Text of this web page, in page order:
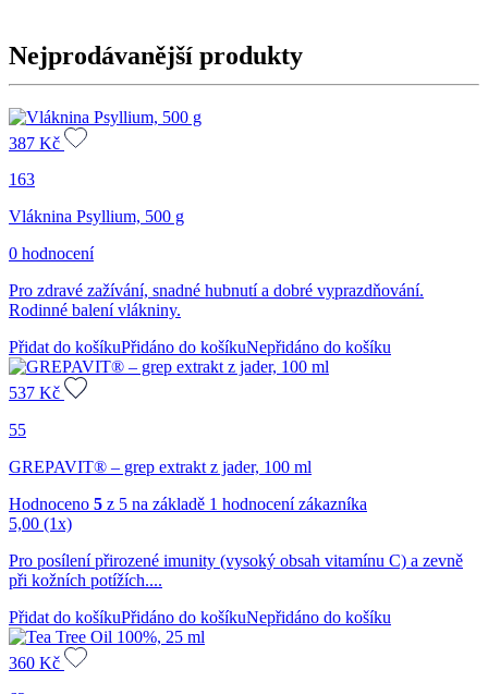
Nejprodávanější produkty
387 Kč
163
Vláknina Psyllium, 500 g
0 hodnocení
Pro zdravé zažívání, snadné hubnutí a dobré vyprazdňování.
Rodinné balení vlákniny.
Přidat do košíkuPřidáno do košíkuNepřidáno do košíku
537 Kč
55
GREPAVIT® – grep extrakt z jader, 100 ml
Hodnoceno 5 z 5 na základě 1 hodnocení zákazníka
5,00 (1x)
Pro posílení přirozené imunity (vysoký obsah vitamínu C) a zevně
při kožních potížích....
Přidat do košíkuPřidáno do košíkuNepřidáno do košíku
360 Kč